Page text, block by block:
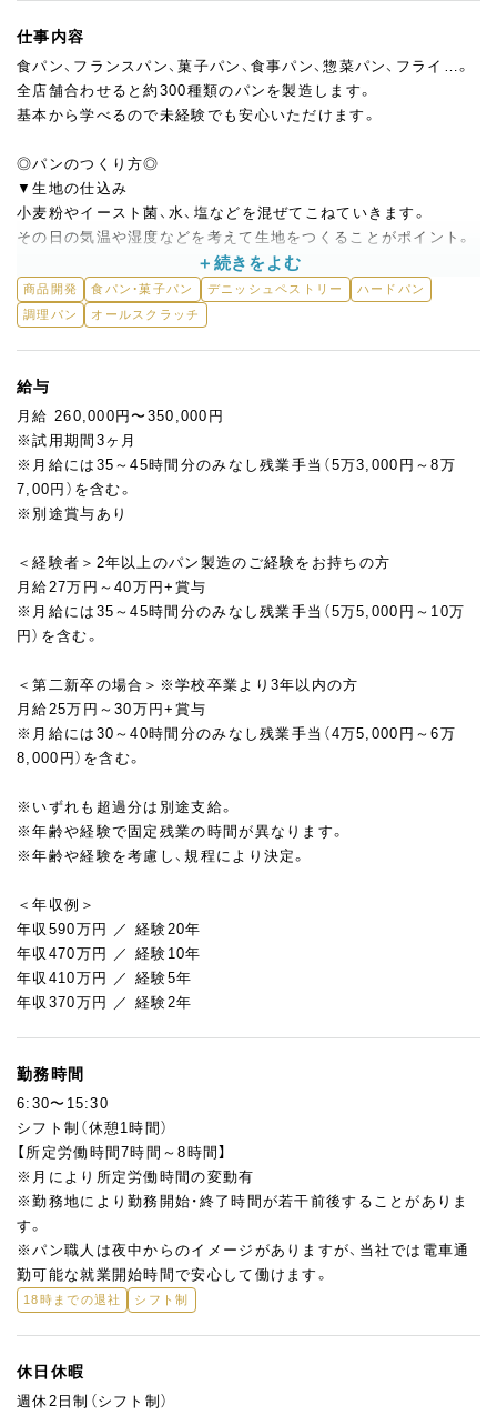
仕事内容
食パン、フランスパン、菓子パン、食事パン、惣菜パン、フライ…。
全店舗合わせると約300種類のパンを製造します。
基本から学べるので未経験でも安心いただけます。
◎パンのつくり方◎
▼生地の仕込み
小麦粉やイースト菌、水、塩などを混ぜてこねていきます。
その日の気温や湿度などを考えて生地をつくることがポイント。
▼分割
何をいくつつくるのかを確認し、生地をカット。
▼成型
食パンなら金型に入れたり、クロワッサンなら巻いたり、メロンパ
ンならビスケット生地でくるんだり、クリームパンやあんぱんな
どは包あんしたり…。
生地を傷つけない正確性とスピードがポイント。
パンの種類によって、焼き方はさまざま。
例えばフランスパンや食パンなどはじっくり長時間焼きますが、
あんぱんやクリームパンなどは高温で一気に焼き上げるのがポイ
ント！
■入社後の流れ
先輩社員から教わりながら、創業半世紀余のなかで培ってきた製
パンノウハウや、配合・レシピを学び、仕込み、成形、窯など、製パ
ンの全工程の技術を習得していただきます。
入社後5年を目標に、一人前を目指しましょう。
また、経験や能力にもよりますが一定以上の技術と知識を得たら、
自らのアイデアをパン（商品）という形に具現化して新商品開発に
せしたいと考えています。
商品開発 食パン・菓子パン デニッシュペストリー
ハードパン
調理パン
オールスクラッチ
給与
月給 260,000円〜350,000円
※試用期間3ヶ月
※月給には35～45時間分のみなし残業手当（5万3,000円～8万
7,00円）を含む。
※別途賞与あり
＜経験者＞2年以上のパン製造のご経験をお持ちの方
月給27万円～40万円+賞与
※月給には35～45時間分のみなし残業手当（5万5,000円～10万
円）を含む。
＜第二新卒の場合＞※学校卒業より3年以内の方
月給25万円～30万円+賞与
※月給には30～40時間分のみなし残業手当（4万5,000円～6万
8,000円）を含む。
※いずれも超過分は別途支給。
※年齢や経験で固定残業の時間が異なります。
※年齢や経験を考慮し、規程により決定。
＜年収例＞
年収590万円 ／ 経験20年
年収470万円 ／ 経験10年
年収410万円 ／ 経験5年
年収370万円 ／ 経験2年
勤務時間
6:30〜15:30
シフト制（休憩1時間）
【所定労働時間7時間～8時間】
※月により所定労働時間の変動有
※勤務地により勤務開始・終了時間が若干前後することがありま
す。
※パン職人は夜中からのイメージがありますが、当社では電車通
勤可能な就業開始時間で安心して働けます。
18時までの退社 シフト制
休日休暇
週休2日制（シフト制）